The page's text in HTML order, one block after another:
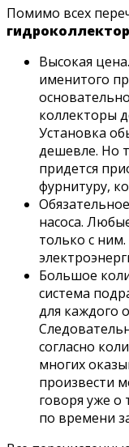
Помимо всех
Высокая
именитого
коллекторы
Установка
дешевле. Но
придется
фурнитуру,
насоса.
только с
Большое
система
для каждого
согласно
многих
произвести
говоря уже о
по времени